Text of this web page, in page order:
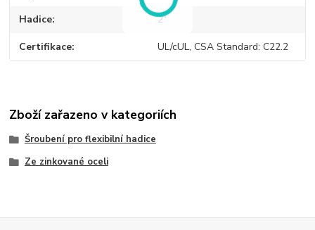
Hadice 2“
Certifikace UL/cUL, CSA Standard: C22.2
Zboží zařazeno v kategoriích
Šroubení pro flexibilní hadice
Ze zinkované oceli